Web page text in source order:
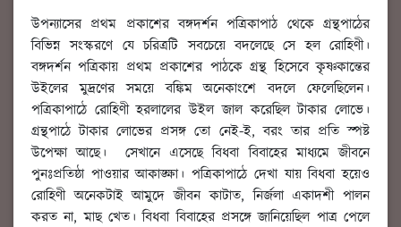
উপন্যাসের প্রথম প্রকাশের বঙ্গদর্শন পত্রিকাপাঠ থেকে গ্রন্থপাঠের
বিভিন্ন সংস্করণে যে চরিত্রটি সবচেয়ে বদলেছে সে হল রোহিণী।
বঙ্গদর্শন পত্রিকায় প্রথম প্রকাশের পাঠকে গ্রন্থ হিসেবে কৃষ্ণকান্তের
উইলের মুদ্রণের সময়ে বঙ্কিম অনেকাংশে বদলে ফেলেছিলেন।
পত্রিকাপাঠে রোহিণী হরলালের উইল জাল করেছিল টাকার লোভে।
গ্রন্থপাঠে টাকার লোভের প্রসঙ্গ তো নেই-ই, বরং তার প্রতি স্পষ্ট
উপেক্ষা আছে। সেখানে এসেছে বিধবা বিবাহের মাধ্যমে জীবনে
পুনঃপ্রতিষ্ঠা পাওয়ার আকাঙ্ক্ষা। পত্রিকাপাঠে দেখা যায় বিধবা হয়েও
রোহিণী অনেকটাই আমুদে জীবন কাটাত, নির্জলা একাদশী পালন
করত না, মাছ খেত। বিধবা বিবাহের প্রসঙ্গে জানিয়েছিল পাত্র পেলে